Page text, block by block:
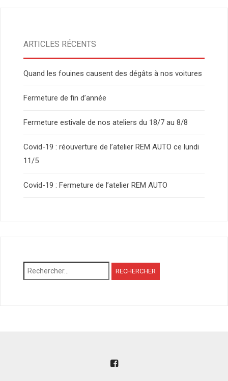
ARTICLES RÉCENTS
Quand les fouines causent des dégâts à nos voitures
Fermeture de fin d’année
Fermeture estivale de nos ateliers du 18/7 au 8/8
Covid-19 : réouverture de l’atelier REM AUTO ce lundi
11/5
Covid-19 : Fermeture de l’atelier REM AUTO
Rechercher :